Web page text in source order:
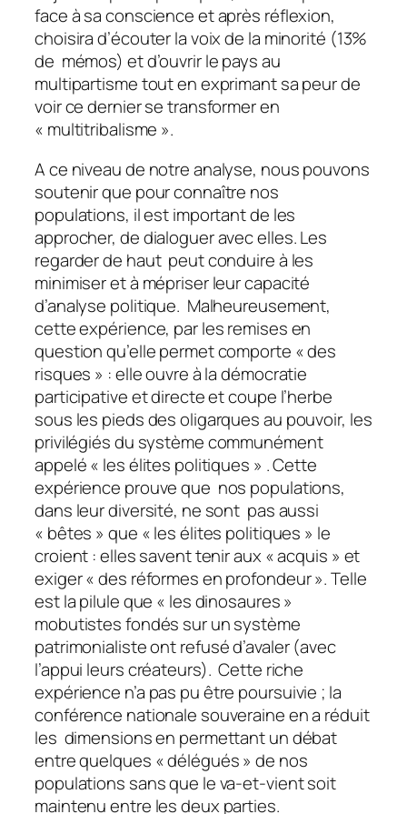
face à sa conscience et après réflexion,
choisira d’écouter la voix de la minorité (13%
de mémos) et d’ouvrir le pays au
multipartisme tout en exprimant sa peur de
voir ce dernier se transformer en
« multitribalisme ».
A ce niveau de notre analyse, nous pouvons
soutenir que pour connaître nos
populations, il est important de les
approcher, de dialoguer avec elles. Les
regarder de haut peut conduire à les
minimiser et à mépriser leur capacité
d’analyse politique. Malheureusement,
cette expérience, par les remises en
question qu’elle permet comporte « des
risques » : elle ouvre à la démocratie
participative et directe et coupe l’herbe
sous les pieds des oligarques au pouvoir, les
privilégiés du système communément
appelé « les élites politiques » . Cette
expérience prouve que nos populations,
dans leur diversité, ne sont pas aussi
« bêtes » que « les élites politiques » le
croient : elles savent tenir aux « acquis » et
exiger « des réformes en profondeur ». Telle
est la pilule que « les dinosaures »
mobutistes fondés sur un système
patrimonialisteont refusé d’avaler (avec
l’appui leurs créateurs). Cette riche
expérience n’a pas pu être poursuivie ; la
conférence nationale souveraine en a réduit
les dimensions en permettant un débat
entre quelques « délégués » de nos
populations sans que le va-et-vient soit
maintenu entre les deux parties.